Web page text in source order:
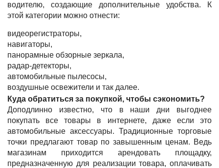
водителю, создающие дополнительные удобства. К
этой категории можно отнести:
видеорегистраторы,
навигаторы,
панорамные обзорные зеркала,
радар-детекторы,
автомобильные пылесосы,
воздушные освежители и так далее.
Куда обратиться за покупкой, чтобы сэкономить?
Доподлинно известно, что в наши дни выгоднее
покупать все товары в интернете, даже если это
автомобильные аксессуары. Традиционные торговые
точки предлагают товар по завышенным ценам. Ведь
магазинам приходится арендовать площадку,
предназначенную для реализации товара, оплачивать